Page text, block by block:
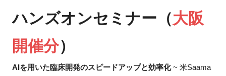
FAQ
イベントお知らせメール登録
ハンズオンセミナー（大阪
開催分）
AIを用いた臨床開発のスピードアップと効率化~ 米Saama